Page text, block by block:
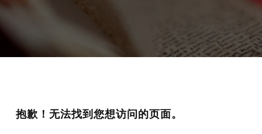
抱歉！无法找到您想访问的页面。